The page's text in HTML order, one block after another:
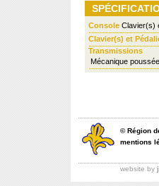
Console Clavier(s)
Clavier(s) et
Transmissions
Mécanique
©Région
mentions
website by